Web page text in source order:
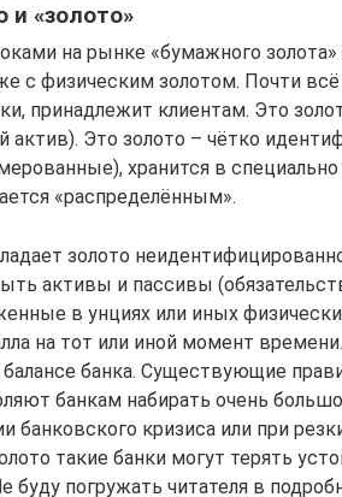
и «золото»
на рынке «бумажного
с физическим золотом. Почти
принадлежит клиентам. Это
актив). Это золото – чётко
хранится в
«распределённым».
золото
активы и пассивы
в унциях или иных
на тот или иной момент
банка. Существующие
банкам набирать очень
банковского кризиса или при
такие банки могут терять
буду погружать читателя в